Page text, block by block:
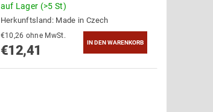
auf Lager (>5 St)
Herkunftsland: Made in Czech
€10,26 ohne MwSt.
€12,41